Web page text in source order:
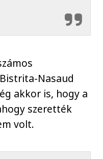
Nasaud
akkor is, hogy a
szerették
volt.